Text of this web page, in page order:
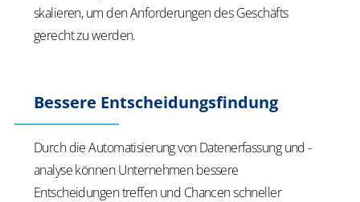
skalieren, um den Anforderungen des Geschäfts
gerecht zu werden.
Bessere Entscheidungsfindung
Durch die Automatisierung von Datenerfassung und -
analyse können Unternehmen bessere
Entscheidungen treffen und Chancen schneller